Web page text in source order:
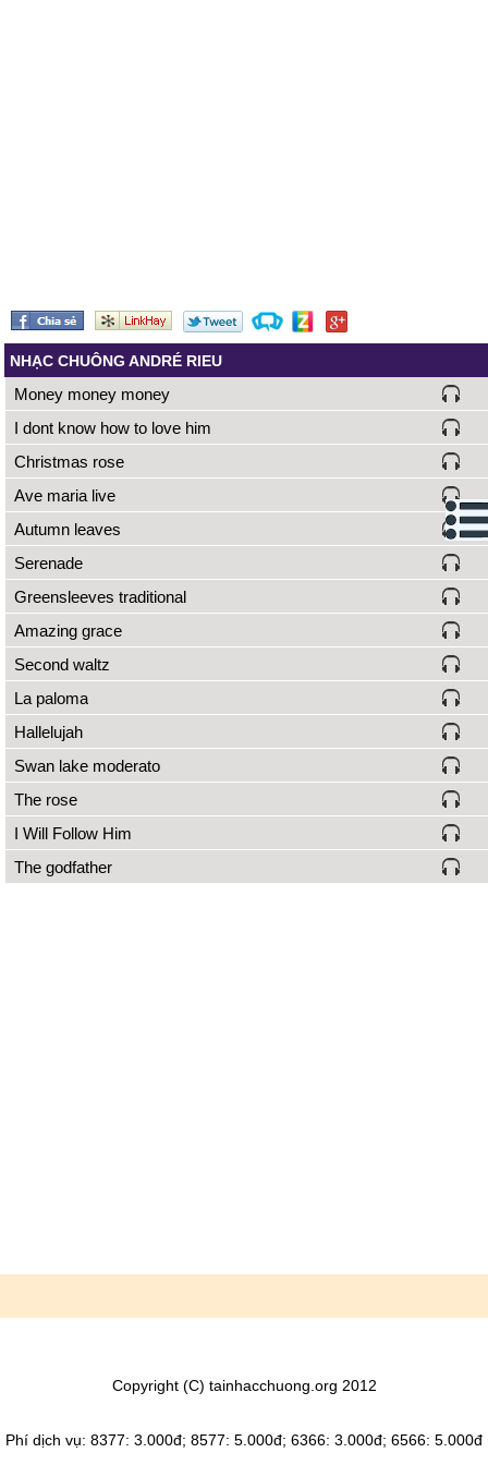
NHẠC CHUÔNG ANDRÉ RIEU
Money money money
I dont know how to love him
Christmas rose
Ave maria live
Autumn leaves
Serenade
Greensleeves traditional
Amazing grace
Second waltz
La paloma
Hallelujah
Swan lake moderato
The rose
I Will Follow Him
The godfather
Copyright (C) tainhacchuong.org 2012
Phí dịch vụ: 8377: 3.000đ; 8577: 5.000đ; 6366: 3.000đ; 6566: 5.000đ